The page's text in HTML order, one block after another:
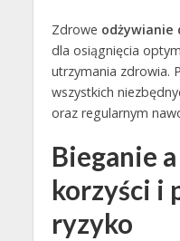
Zdrowe odżywianie
dla osiągnięcia
utrzymania zdrowia.
wszystkich
oraz regularnym
Bieganie
korzyści i
ryzyko